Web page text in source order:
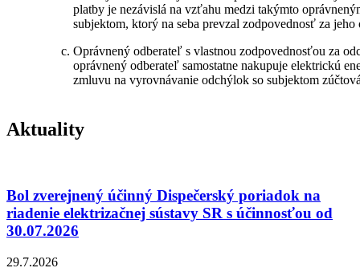
platby je nezávislá na vzťahu medzi takýmto
subjektom, ktorý na seba prevzal zodpovednosť za
Oprávnený odberateľ s vlastnou zodpovednosťou za
oprávnený odberateľ samostatne nakupuje elektrickú
zmluvu na vyrovnávanie odchýlok so subjektom
Aktuality
Bol zverejnený účinný Dispečerský poriadok na
riadenie elektrizačnej sústavy SR s účinnosťou od
30.07.2026
29.7.2026